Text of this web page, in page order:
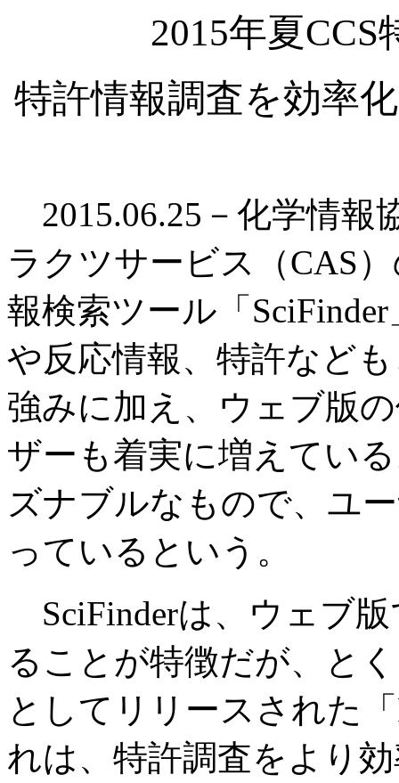
2015年夏
特許情報調査を効率
2015.06.25－化学情報
ラクツサービス（CAS
報検索ツール「
や反応情報、特許など
強みに加え、ウェブ版
ザーも着実に増えてい
ズナブルなもので、ユ
っているという。
SciFinderは、ウェブ
ることが特徴だが、と
としてリリースされた
れは、特許調査をより